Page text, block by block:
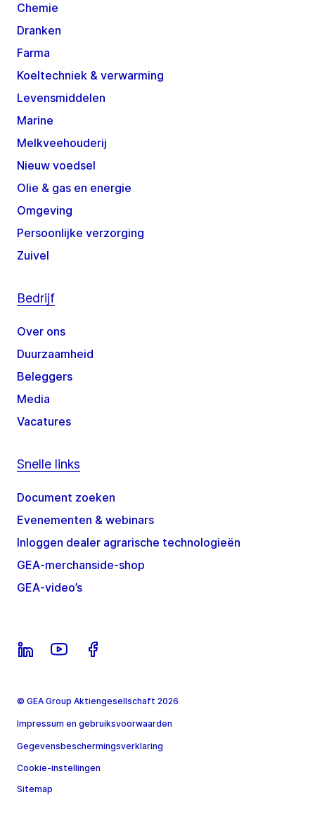
Chemie
Dranken
Farma
Koeltechniek & verwarming
Levensmiddelen
Marine
Melkveehouderij
Nieuw voedsel
Olie & gas en energie
Omgeving
Persoonlijke verzorging
Zuivel
Bedrijf
Over ons
Duurzaamheid
Beleggers
Media
Vacatures
Snelle links
Document zoeken
Evenementen & webinars
Inloggen dealer agrarische technologieën
GEA-merchanside-shop
GEA-video’s
© GEA Group Aktiengesellschaft 2026
Impressum en gebruiksvoorwaarden
Gegevensbeschermingsverklaring
Cookie-instellingen
Sitemap